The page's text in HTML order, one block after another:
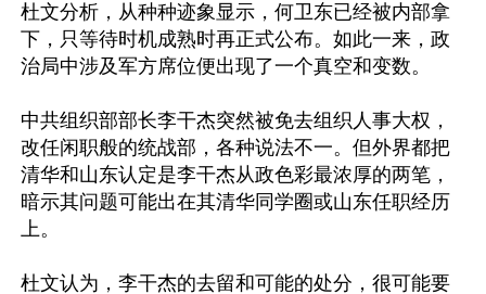
杜文分析，从种种迹象显示，何卫东已经被内部拿
下，只等待时机成熟时再正式公布。如此一来，政
治局中涉及军方席位便出现了一个真空和变数。
中共组织部部长李干杰突然被免去组织人事大权，
改任闲职般的统战部，各种说法不一。但外界都把
清华和山东认定是李干杰从政色彩最浓厚的两笔，
暗示其问题可能出在其清华同学圈或山东任职经历
上。
杜文认为，李干杰的去留和可能的处分，很可能要